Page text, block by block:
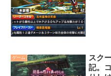
ゲーム
スク
記。